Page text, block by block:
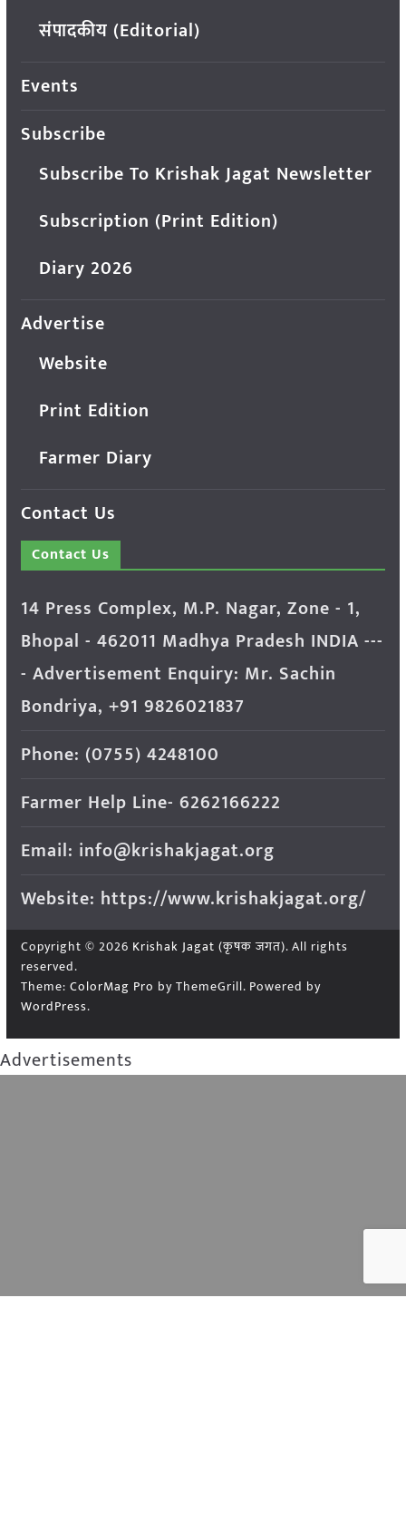
संपादकीय (Editorial)
Events
Subscribe
Subscribe To Krishak Jagat Newsletter
Subscription (Print Edition)
Diary 2026
Advertise
Website
Print Edition
Farmer Diary
Contact Us
Contact Us
14 Press Complex, M.P. Nagar, Zone - 1,
Bhopal - 462011 Madhya Pradesh INDIA ---
- Advertisement Enquiry: Mr. Sachin
Bondriya, +91 9826021837
Phone: (0755) 4248100
Farmer Help Line- 6262166222
Email: info@krishakjagat.org
Website: https://www.krishakjagat.org/
Copyright © 2026 Krishak Jagat (कृषक जगत). All rights
reserved.
Theme: ColorMag Pro by ThemeGrill. Powered by
WordPress.
Advertisements